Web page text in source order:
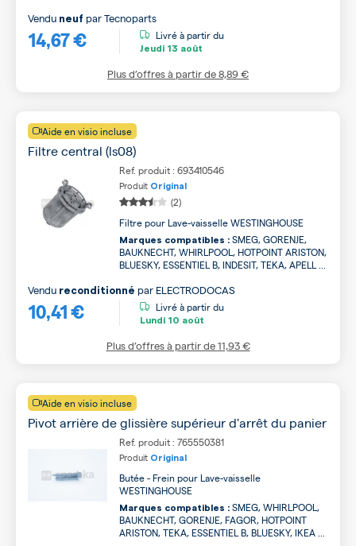
14,67 €
Vendu neuf parTecnoparts
Livré à partir du
Jeudi 13 août
Plus d’offres à partir de8,89 €
Aide en visio incluse
Filtre central (ls08)
Ref. produit : 693410546
Produit Original
(2)
Filtre pour Lave-vaisselle WESTINGHOUSE
Marques compatibles : SMEG, GORENJE,
BAUKNECHT, WHIRLPOOL, HOTPOINT ARISTON,
BLUESKY, ESSENTIEL B, INDESIT, TEKA, APELL ...
10,41 €
Vendu reconditionné par ELECTRODOCAS
Livré à partir du
Lundi 10 août
Plus d’offres à partir de11,93 €
Aide en visio incluse
Pivot arrière de glissière supérieur d'arrêt du panier
Ref. produit : 765550381
Produit Original
Butée - Frein pour Lave-vaisselle
WESTINGHOUSE
Marques compatibles : SMEG, WHIRLPOOL,
BAUKNECHT, GORENJE, FAGOR, HOTPOINT
ARISTON, TEKA, ESSENTIEL B, BLUESKY, IKEA ...